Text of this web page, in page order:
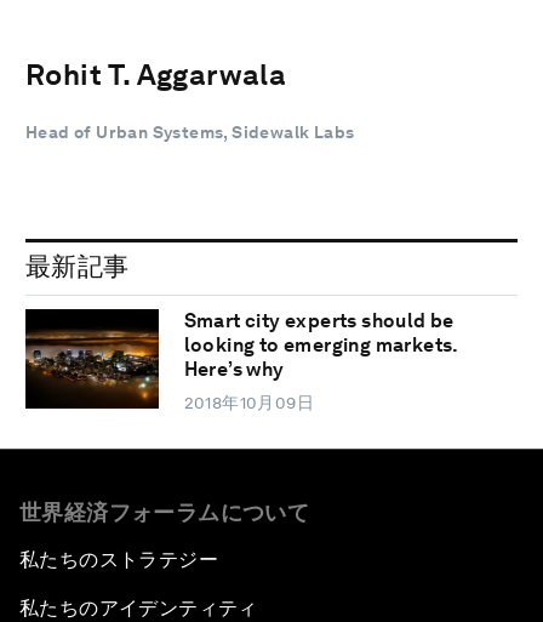
Rohit T. Aggarwala
Head of Urban Systems, Sidewalk Labs
最新記事
Smart city experts should be
looking to emerging markets.
Here’s why
2018年10月09日
世界経済フォーラムについて
私たちのストラテジー
私たちのアイデンティティ